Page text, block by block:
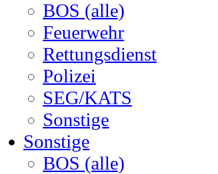
BOS (alle)
Feuerwehr
Rettungsdienst
Polizei
SEG/KATS
Sonstige
Sonstige
BOS (alle)